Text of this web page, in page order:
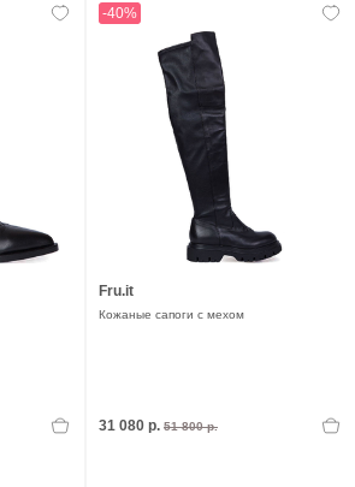
-40%
Fru.it
Кожаные сапоги с мехом
31 080 р. 51 800 р.